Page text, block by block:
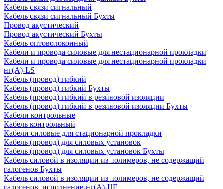
Кабель связи сигнальный
Кабель связи сигнальный Бухты
Провод акустический
Провод акустический Бухты
Кабель оптоволоконный
Кабели и провода силовые для нестационарной прокладки
Кабели и провода силовые для нестационарной прокладки
нг(А)-LS
Кабель (провод) гибкий
Кабель (провод) гибкий Бухты
Кабель (провод) гибкий в резиновой изоляции
Кабель (провод) гибкий в резиновой изоляции Бухты
Кабели контрольные
Кабель контрольный
Кабели силовые для стационарной прокладки
Кабель (провод) для силовых установок
Кабель (провод) для силовых установок Бухты
Кабель силовой в изоляции из полимеров, не содержащий
галогенов Бухты
Кабель силовой в изоляции из полимеров, не содержащий
галогенов, исполнение-нг(А)-HF